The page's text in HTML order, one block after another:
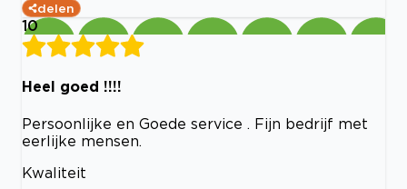
delen
10
Heel goed !!!!
Persoonlijke en Goede service . Fijn bedrijf met
eerlijke mensen.
Kwaliteit